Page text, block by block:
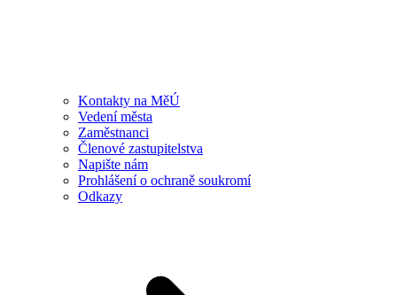
Kontakty na MěÚ
Vedení města
Zaměstnanci
Členové zastupitelstva
Napište nám
Prohlášení o ochraně soukromí
Odkazy